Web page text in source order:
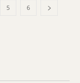
5 6